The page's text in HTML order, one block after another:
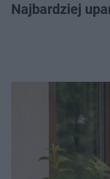
Najbardziej